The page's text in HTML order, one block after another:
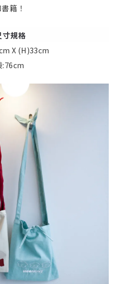
籍！
規格
X (H)33cm
:76cm